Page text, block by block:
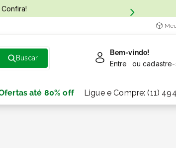
Confira!
Bem-vindo!
Entre ou
até 80% off Ligue e Compre: (11)